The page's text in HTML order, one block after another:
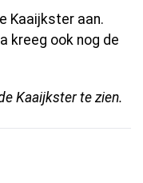
Kaaijkster aan.
kreeg ook nog de
Kaaijkster te zien.